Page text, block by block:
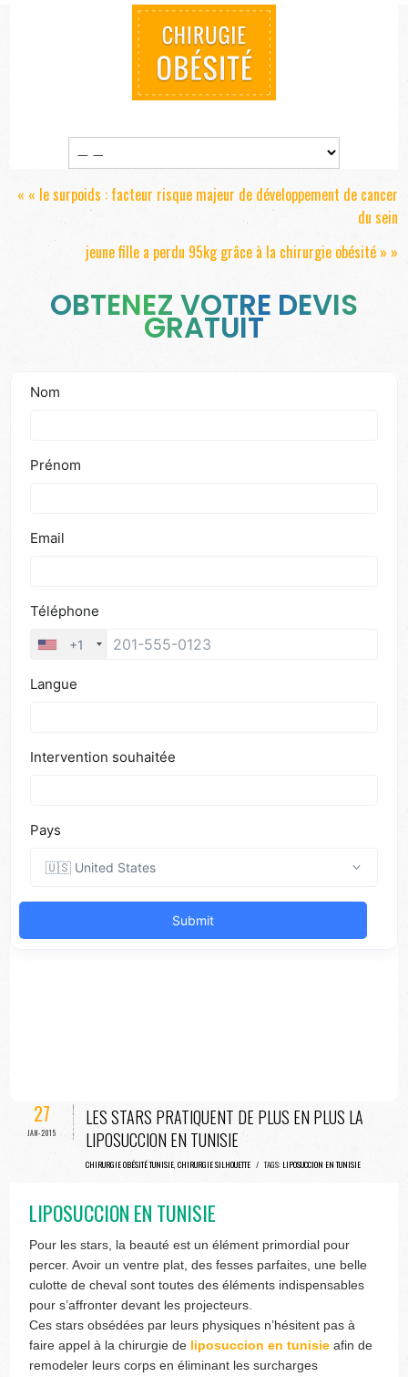
« « le surpoids : facteur risque majeur de développement de cancer
du sein
jeune fille a perdu 95kg grâce à la chirurgie obésité» »
OBTENEZ VOTRE DEVIS
GRATUIT
27
JAN-2015
LES STARS PRATIQUENT DE PLUS EN PLUS LA
LIPOSUCCION EN TUNISIE
CHIRURGIE OBÉSITÉ TUNISIE,CHIRURGIE SILHOUETTE / TAGS: LIPOSUCCION EN TUNISIE
LIPOSUCCION EN TUNISIE
Pour les stars, la beauté est un élément primordial pour
percer. Avoir un ventre plat, des fesses parfaites, une belle
culotte de cheval sont toutes des éléments indispensables
pour s’affronter devant les projecteurs.
Ces stars obsédées par leurs physiques n’hésitent pas à
faire appel à la chirurgie de liposuccion en tunisie afin de
remodeler leurs corps en éliminant les surcharges